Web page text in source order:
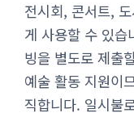
전시회, 콘서트,
게 사용할 수 있습
빙을 별도로 제출
예술 활동 지원이
직합니다. 일시불